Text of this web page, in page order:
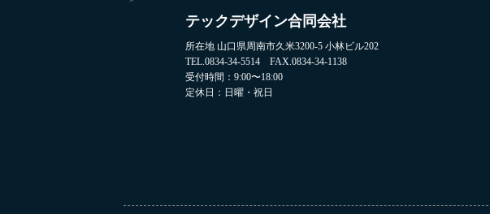
テックデザイン合同会社
所在地 山口県周南市久米3200-5 小林ビル202
TEL.0834-34-5514 FAX.0834-34-1138
受付時間：9:00〜18:00
定休日：日曜・祝日